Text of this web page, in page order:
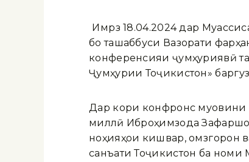
Имрӯз 18.04.2024 дар
бо ташаббуси Вазорати
конференсияи ҷумҳуриявӣ
Ҷумҳурии Тоҷикистон»
Дар кори конфронс муовини
миллӣ Иброҳимзода
ноҳияҳои кишвар,
санъати Тоҷикистон ба номи